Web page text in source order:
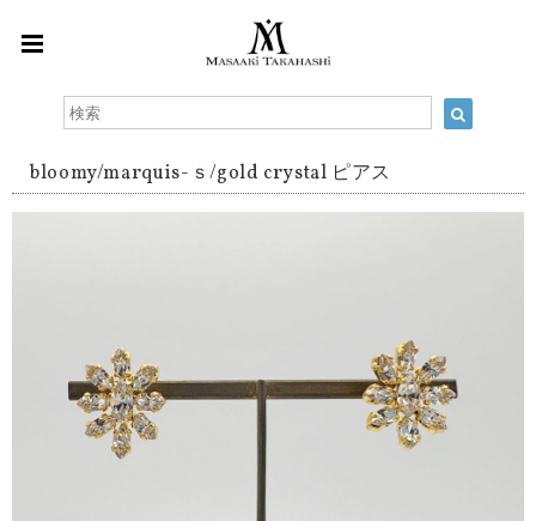
bloomy/marquis-ｓ/gold crystal ピアス